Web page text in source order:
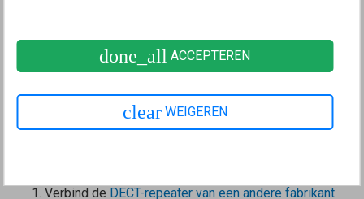
1 FRITZ!DECT Repeater met de
FRITZ!Box verbinden
Verbind deFRITZ!DECT Repeater met de
Verbind de DECT-repeater van een andere fabrikant
done_all ACCEPTEREN
clear WEIGEREN